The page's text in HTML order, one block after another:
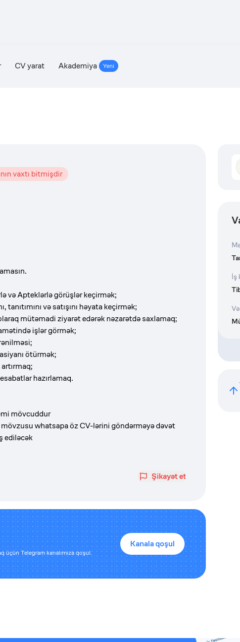
CV yarat Akademiya Yeni
vaxtı bitmişdir
və Apteklərlə görüşlər keçirmək;
və satışını həyata keçirmək;
mütəmadi ziyarət edərək nəzarətdə saxlamaq;
işlər görmək;
ötürmək;
artırmaq;
hazırlamaq.
mövcuddur
whatsapa öz CV-lərini göndərməyə dəvət
ediləcək
Şikayət et
üçün Telegram kanalımıza qoşul.
Kanala qoşul
İş